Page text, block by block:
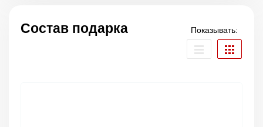
Состав подарка Показывать: